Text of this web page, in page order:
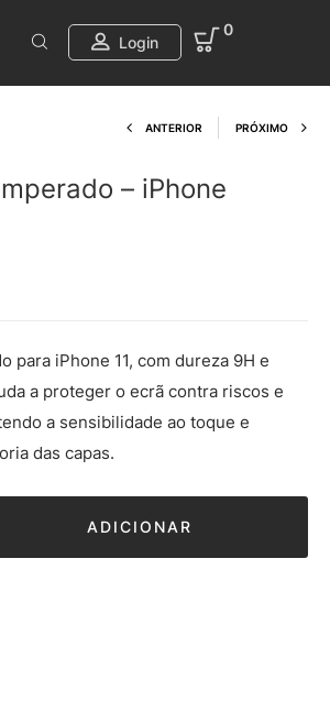
Login
0
Product
ANTERIOR PRÓXIMO
– iPhone
para iPhone 11, com dureza 9H e
a proteger o ecrã contra riscos e
a sensibilidade ao toque e
das capas.
ADICIONAR